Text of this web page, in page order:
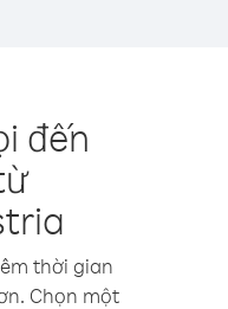
đến
thời gian
Chọn một